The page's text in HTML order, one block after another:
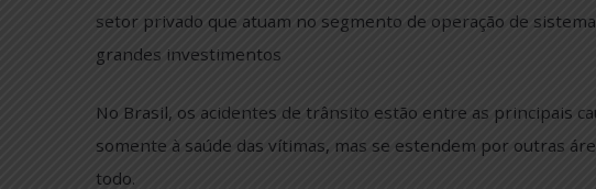
Escrito de forma didática e acessível, o documento
setor privado que atuam no segmento de operação
grandes investimentos